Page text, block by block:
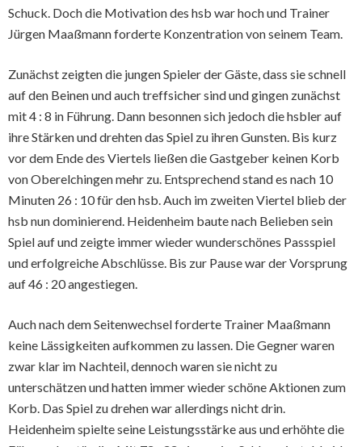
Schuck. Doch die Motivation des hsb war hoch und Trainer
Jürgen Maaßmann forderte Konzentration von seinem Team.
Zunächst zeigten die jungen Spieler der Gäste, dass sie schnell
auf den Beinen und auch treffsicher sind und gingen zunächst
mit 4 : 8 in Führung. Dann besonnen sich jedoch die hsbler auf
ihre Stärken und drehten das Spiel zu ihren Gunsten. Bis kurz
vor dem Ende des Viertels ließen die Gastgeber keinen Korb
von Oberelchingen mehr zu. Entsprechend stand es nach 10
Minuten 26 : 10 für den hsb. Auch im zweiten Viertel blieb der
hsb nun dominierend. Heidenheim baute nach Belieben sein
Spiel auf und zeigte immer wieder wunderschönes Passspiel
und erfolgreiche Abschlüsse. Bis zur Pause war der Vorsprung
auf 46 : 20 angestiegen.
Auch nach dem Seitenwechsel forderte Trainer Maaßmann
keine Lässigkeiten aufkommen zu lassen. Die Gegner waren
zwar klar im Nachteil, dennoch waren sie nicht zu
unterschätzen und hatten immer wieder schöne Aktionen zum
Korb. Das Spiel zu drehen war allerdings nicht drin.
Heidenheim spielte seine Leistungsstärke aus und erhöhte die